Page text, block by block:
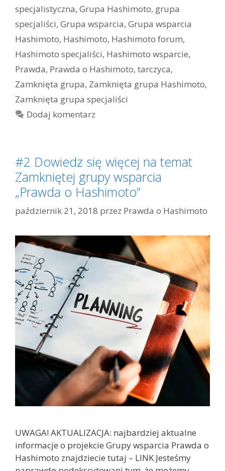
specjalistyczna, Grupa Hashimoto, grupa
specjaliści, Grupa wsparcia, Grupa wsparcia
Hashimoto, Hashimoto, Hashimoto forum,
Hashimoto specjaliści, Hashimoto wsparcie,
Prawda, Prawda o Hashimoto, tarczyca,
Zamknięta grupa, Zamknięta grupa Hashimoto,
Zamknięta grupa specjaliści
Dodaj komentarz
#2 Dowiedz się więcej na temat
Zamkniętej grupy wsparcia
„Prawda o Hashimoto”
październik 21, 2018 przez Prawda o Hashimoto
UWAGA! AKTUALIZACJA: najbardziej aktualne
informacje o projekcie Grupy wsparcia Prawda o
Hashimoto znajdziecie tutaj – LINK Jesteśmy